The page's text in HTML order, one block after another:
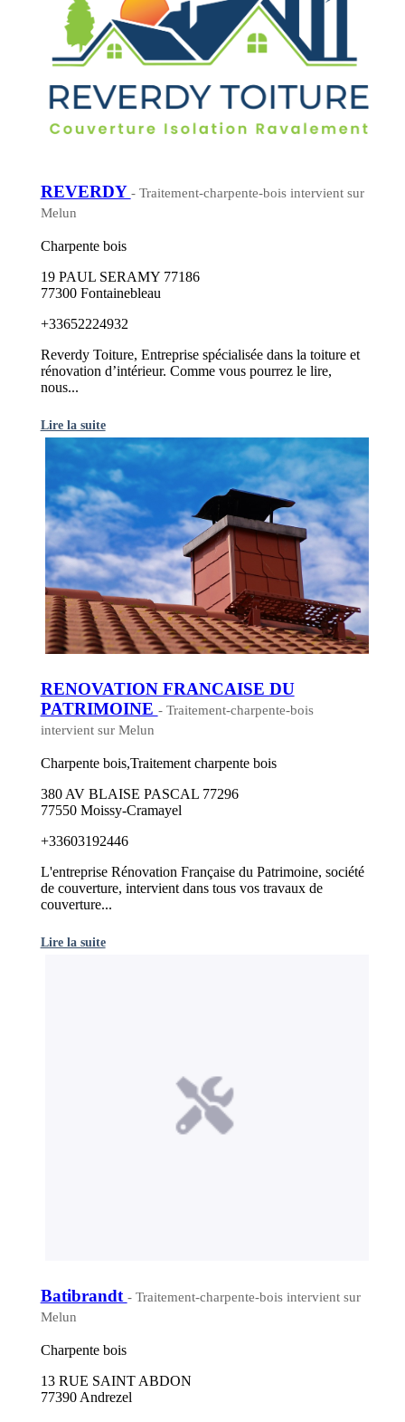
REVERDY - Traitement-charpente-bois intervient sur
Melun
Charpente bois
19 PAUL SERAMY 77186
77300 Fontainebleau
+33652224932
Reverdy Toiture, Entreprise spécialisée dans la toiture et
rénovation d’intérieur. Comme vous pourrez le lire,
nous...
Lire la suite
RENOVATION FRANCAISE DU
PATRIMOINE - Traitement-charpente-bois
intervient sur Melun
Charpente bois,Traitement charpente bois
380 AV BLAISE PASCAL 77296
77550 Moissy-Cramayel
+33603192446
L'entreprise Rénovation Française du Patrimoine, société
de couverture, intervient dans tous vos travaux de
couverture...
Lire la suite
Batibrandt - Traitement-charpente-bois intervient sur
Melun
Charpente bois
13 RUE SAINT ABDON
77390 Andrezel